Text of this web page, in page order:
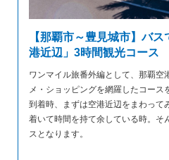
【那覇市～豊見城市】バ
港近辺」3時間観光コース
ワンマイル旅番外編として、那覇空
メ・ショッピングを網羅したコース
到着時、まずは空港近辺をまわって
着いて時間を持て余している時。そ
スとなります。